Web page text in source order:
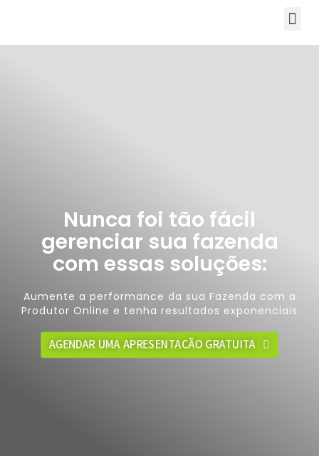
Nunca foi tão fácil
gerenciar sua fazenda
com essas soluções:
Aumente a performance da sua Fazenda com a
Produtor Online e tenha resultados exponenciais
AGENDAR UMA APRESENTAÇÃO GRATUITA